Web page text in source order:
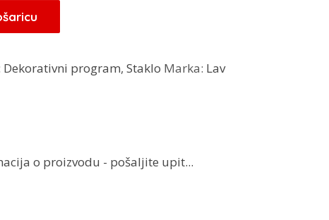
Dekorativni program, Staklo Marka: Lav
o proizvodu - pošaljite upit...